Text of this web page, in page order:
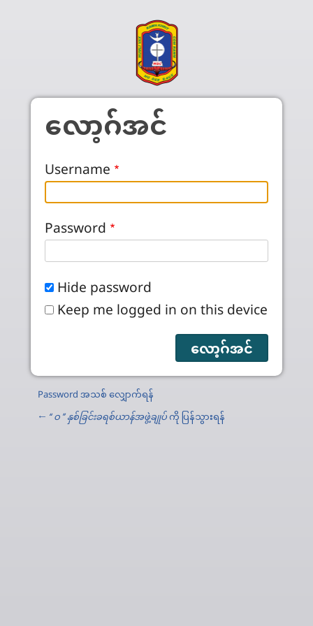
လော့ဂ်အင်
Username
Password
Hide password
Keep me logged in on this device
Password အသစ် လျှောက်ရန်
← ‘‘ ဝ ’’ နှစ်ခြင်းခရစ်ယာန်အဖွဲ့ချုပ်ကို ပြန်သွားရန်